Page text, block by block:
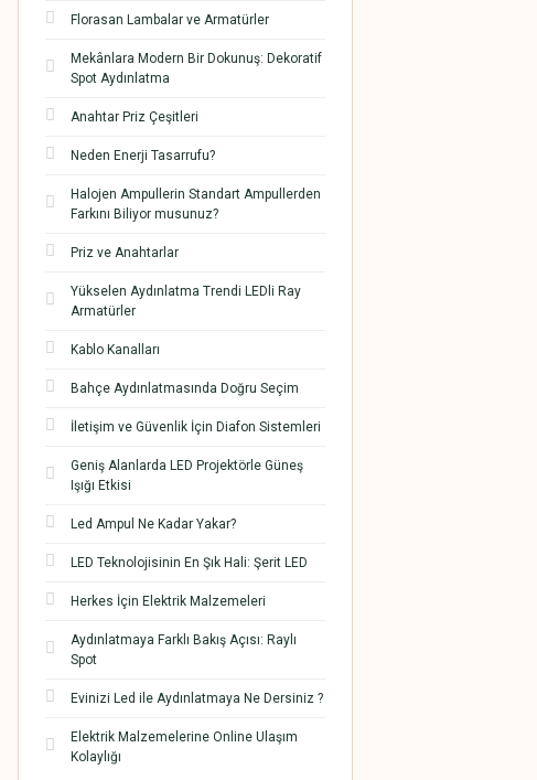
Florasan Lambalar ve Armatürler
Mekânlara Modern Bir Dokunuş: Dekoratif
Spot Aydınlatma
Anahtar Priz Çeşitleri
Neden Enerji Tasarrufu?
Halojen Ampullerin Standart Ampullerden
Farkını Biliyor musunuz?
Priz ve Anahtarlar
Yükselen Aydınlatma Trendi LEDli Ray
Armatürler
Kablo Kanalları
Bahçe Aydınlatmasında Doğru Seçim
İletişim ve Güvenlik İçin Diafon Sistemleri
Geniş Alanlarda LED Projektörle Güneş
Işığı Etkisi
Led Ampul Ne Kadar Yakar?
LED Teknolojisinin En Şık Hali: Şerit LED
Herkes İçin Elektrik Malzemeleri
Aydınlatmaya Farklı Bakış Açısı: Raylı
Spot
Evinizi Led ile Aydınlatmaya Ne Dersiniz ?
Elektrik Malzemelerine Online Ulaşım
Kolaylığı